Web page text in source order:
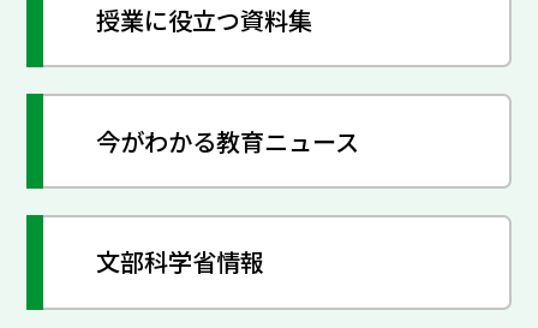
授業に役立つ資料集
今がわかる教育ニュース
文部科学省情報